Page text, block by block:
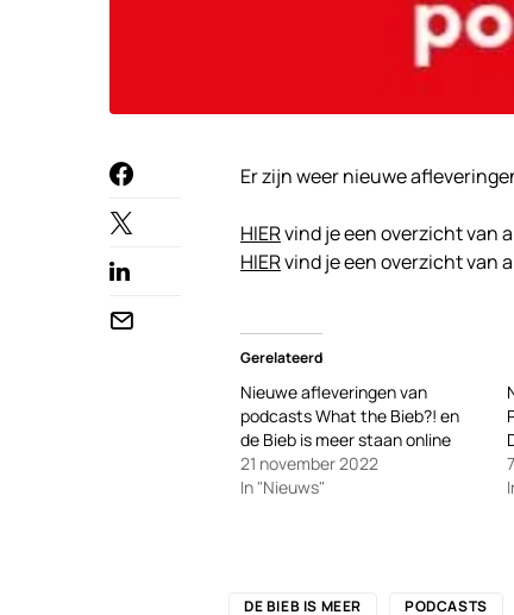
Er zijn weer nieuwe
HIERvind je een overzicht van
HIERvind je een overzicht van
Gerelateerd
Nieuwe afleveringen van
podcasts What the Bieb?! en
de Bieb is meer staan online
21 november 2022
In "Nieuws"
DE BIEB IS MEER PODCASTS